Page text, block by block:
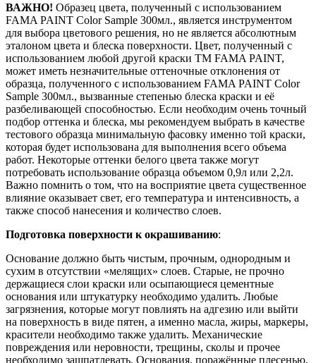
ВАЖНО! Образец цвета, полученный с использованием
FAMA PAINT Color Sample 300мл., является инструментом
для выбора цветового решения, но не является абсолютным
эталоном цвета и блеска поверхности. Цвет, полученный с
использованием любой другой краски ТМ FAMA PAINT,
может иметь незначительные оттеночные отклонения от
образца, полученного с использованием FAMA PAINT Color
Sample 300мл., вызванные степенью блеска краски и её
разбеливающей способностью. Если необходим очень точный
подбор оттенка и блеска, мы рекомендуем выбрать в качестве
тестового образца минимальную фасовку именно той краски,
которая будет использована для выполнения всего объема
работ. Некоторые оттенки белого цвета также могут
потребовать использование образца объемом 0,9л или 2,2л.
Важно помнить о том, что на восприятие цвета существенное
влияние оказывает свет, его температура и интенсивность, а
также способ нанесения и количество слоев.
Подготовка поверхности к окрашиванию:
Основание должно быть чистым, прочным, однородным и
сухим в отсутствии «мелящих» слоев. Старые, не прочно
держащиеся слои краски или осыпающиеся цементные
основания или штукатурку необходимо удалить. Любые
загрязнения, которые могут повлиять на адгезию или выйти
на поверхность в виде пятен, а именно масла, жиры, маркеры,
красители необходимо также удалить. Механические
повреждения или неровности, трещины, сколы и прочее
необходимо зашпатлевать. Основания, поражённые плесенью,